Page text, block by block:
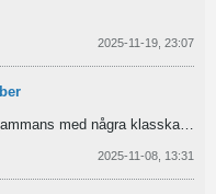
2025-11-19, 23:07
några klasskamrater på Forshagaakademin har startat...
2025-11-08, 13:31